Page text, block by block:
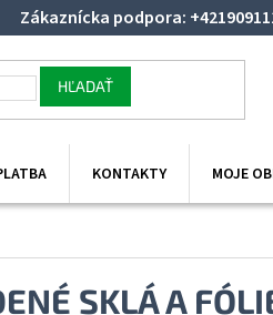
Zákaznícka podpora:
HĽADAŤ
KONTAKTY MOJE
SKLÁ A